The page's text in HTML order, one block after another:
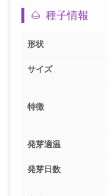
🌰 種子情報
形状
サイズ
特徴
発芽適温
発芽日数